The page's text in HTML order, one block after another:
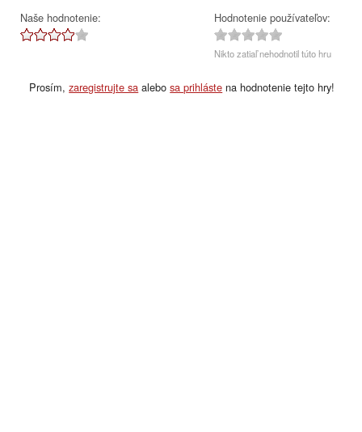
Naše hodnotenie: Hodnotenie používateľov:
Nikto zatiaľ nehodnotil túto hru
Prosím,zaregistrujte sa alebosa prihláste na hodnotenie tejto hry!